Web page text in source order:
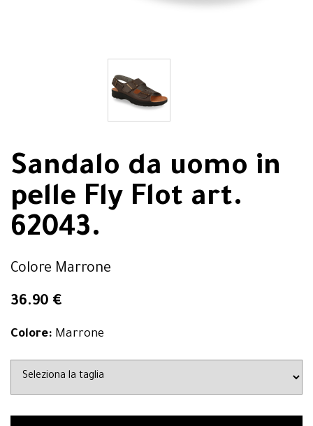
Sandalo da uomo in
pelle Fly Flot art.
62043.
Colore Marrone
36.90 €
Colore: Marrone